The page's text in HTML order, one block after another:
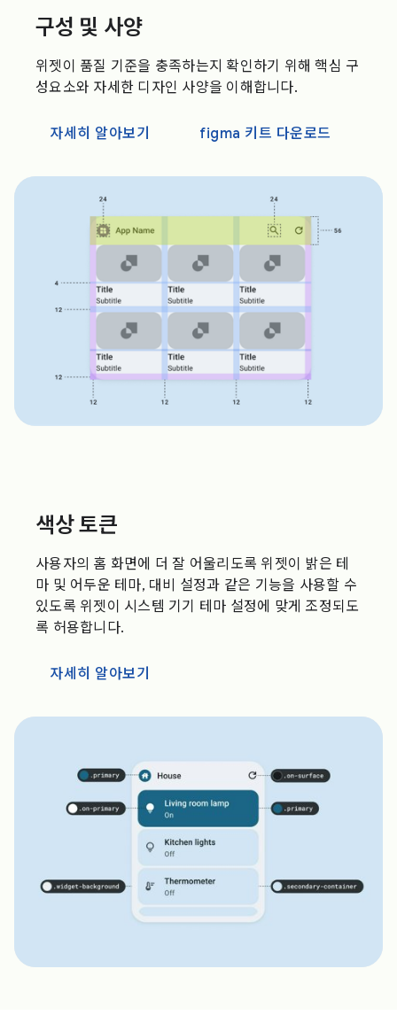
구성 및 사양
위젯이 품질 기준을 충족하는지 확인하기 위해 핵심 구
성요소와 자세한 디자인 사양을 이해합니다.
자세히 알아보기 figma 키트 다운로드
색상 토큰
사용자의 홈 화면에 더 잘 어울리도록 위젯이 밝은 테
마 및 어두운 테마, 대비 설정과 같은 기능을 사용할 수
있도록 위젯이 시스템 기기 테마 설정에 맞게 조정되도
록 허용합니다.
자세히 알아보기